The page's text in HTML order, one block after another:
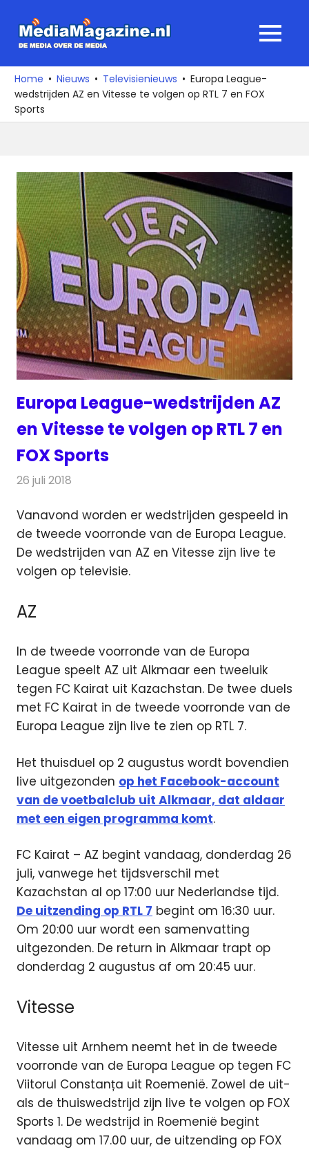
naar
media
over
de
media
MENU
Home Nieuws Televisienieuws
Europa League-
wedstrijden AZ en Vitesse te volgen op RTL 7 en FOX
Sports
Europa League-wedstrijden AZ
en Vitesse te volgen op RTL 7 en
FOX Sports
26 juli 2018
Vanavond worden er wedstrijden gespeeld in
de tweede voorronde van de Europa League.
De wedstrijden van AZ en Vitesse zijn live te
volgen op televisie.
AZ
In de tweede voorronde van de Europa
League speelt AZ uit Alkmaar een tweeluik
tegen FC Kairat uit Kazachstan. De twee duels
met FC Kairat in de tweede voorronde van de
Europa League zijn live te zien op RTL 7.
Het thuisduel op 2 augustus wordt bovendien
live uitgezonden op het Facebook-account
van de voetbalclub uit Alkmaar, dat aldaar
met een eigen programma komt.
FC Kairat – AZ begint vandaag, donderdag 26
juli, vanwege het tijdsverschil met
Kazachstan al op 17:00 uur Nederlandse tijd.
De uitzending op RTL 7 begint om 16:30 uur.
Om 20:00 uur wordt een samenvatting
uitgezonden. De return in Alkmaar trapt op
donderdag 2 augustus af om 20:45 uur.
Vitesse
Vitesse uit Arnhem neemt het in de tweede
voorronde van de Europa League op tegen FC
Viitorul Constanța uit Roemenië. Zowel de uit-
als de thuiswedstrijd zijn live te volgen op FOX
Sports 1. De wedstrijd in Roemenië begint
vandaag om 17.00 uur, de uitzending op FOX